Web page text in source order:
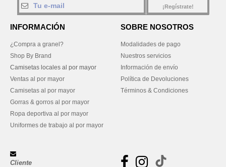
¡Regístrate!
INFORMACIÓN
¿Compra a granel?
Shop By Brand
Camisetas locales al por mayor
Ventas al por mayor
Camisetas al por mayor
Gorras & gorros al por mayor
Ropa deportiva al por mayor
Uniformes de trabajo al por mayor
SOBRE NOSOTROS
Modalidades de pago
Nuestros servicios
Información de envío
Política de Devoluciones
Términos & Condiciones
Cliente